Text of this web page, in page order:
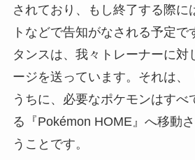
されており、もし終了する際に
トなどで告知がなされる予定で
タンスは、我々トレーナーに対
ージを送っています。それは、
うちに、必要なポケモンはすべ
る『Pokémon HOME』へ移動
うことです。